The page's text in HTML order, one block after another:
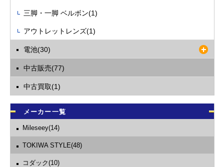
三脚・一脚 ベルボン(1)
アウトレットレンズ(1)
電池(30)
中古販売(77)
中古買取(1)
メーカー一覧
Mileseey(14)
TOKIWA STYLE(48)
コダック(10)